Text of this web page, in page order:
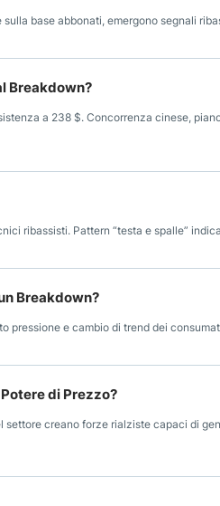
base abbonati, emergono segnali
Breakdown?
a 238 $. Concorrenza cinese,
ribassisti. Pattern “testa e spalle”
Breakdown?
e cambio di trend dei
di Prezzo?
creano forze rialziste capaci di